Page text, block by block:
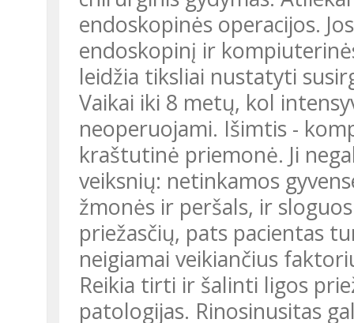
endoskopinės operacijos.
endoskopinį ir
leidžia tiksliai nustatyti
Vaikai iki 8 metų, kol
neoperuojami. Išimtis -
kraštutinė priemonė. Ji
veiksnių: netinkamos
žmonės ir peršals, ir
priežasčių, pats pacientas
neigiamai veikiančius
Reikia tirti ir šalinti ligos
patologijas. Rinosinusitas